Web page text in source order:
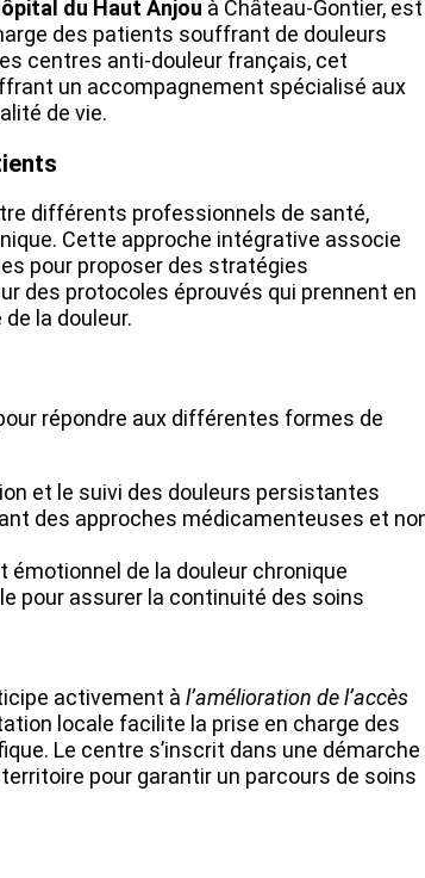
du Haut Anjou à Château-Gontier, est
des patients souffrant de douleurs
centres anti-douleur français, cet
un accompagnement spécialisé aux
de vie.
différents professionnels de santé,
Cette approche intégrative associe
pour proposer des stratégies
des protocoles éprouvés qui prennent en
la douleur.
répondre aux différentes formes de
et le suivi des douleurs persistantes
des approches médicamenteuses et
émotionnel de la douleur chronique
pour assurer la continuité des soins
activement à l’amélioration de l’accès
locale facilite la prise en charge des
Le centre s’inscrit dans une démarche
pour garantir un parcours de soins